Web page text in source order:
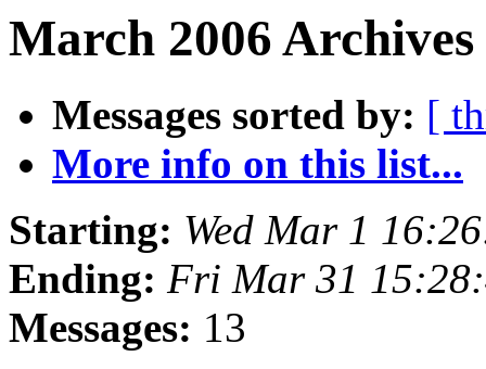
March 2006
Messages sorted by: [
More info on this list...
Starting: Wed Mar 1
Ending: Fri Mar 31
Messages: 13